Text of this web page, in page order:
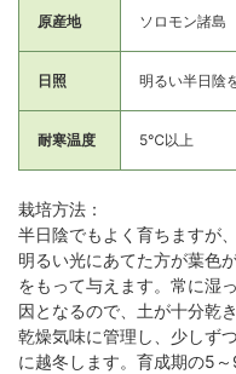
原産地 ソロモン諸島
日照 明るい半日陰
耐寒温度 5℃以上
栽培方法：
半日陰でもよく育ちますが
明るい光にあてた方が葉色
をもって与えます。常に湿
因となるので、土が十分乾
乾燥気味に管理し、少しず
に越冬します。育成期の5